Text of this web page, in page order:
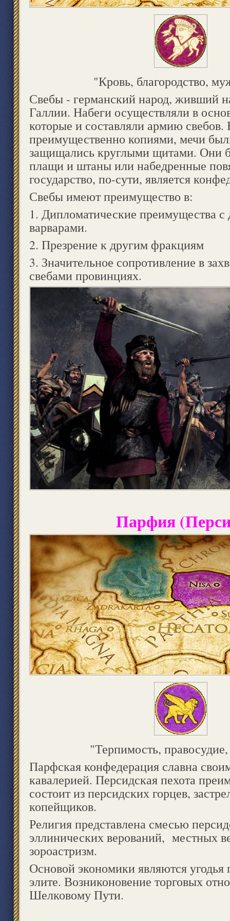
"Кровь, благородство,
Свебы - германский народ, живший
Галлии. Набеги осуществляли в
которые и составляли армию свебов.
преимущественно копиями, мечи
защищались круглыми щитами. Они
плащи и штаны или набедренные
государство, по-сути, является
Свебы имеют преимущество в:
1. Дипломатические преимущества с
варварами.
2. Презрение к другим фракциям
3. Значительное сопротивление в
свебами провинциях.
Парфия
"Терпимость,
Парфская конфедерация славна
кавалерией. Персидская пехота
состоит из персидских горцев,
копейщиков.
Религия представлена смесью
эллинических верований, местных
зороастризм.
Основой экономики являются
элите. Возниконовение торговых
Шелковому Пути.